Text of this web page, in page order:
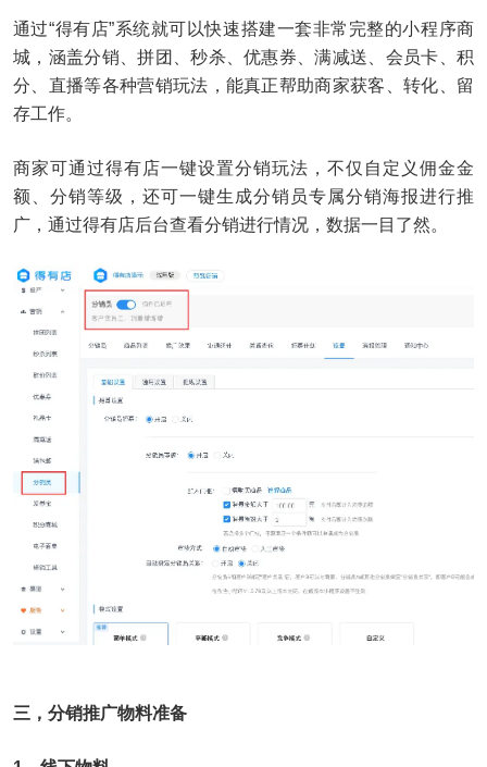
通过“得有店”系统就可以快速搭建一套非常完整的小程序商
城，涵盖分销、拼团、秒杀、优惠券、满减送、会员卡、积
分、直播等各种营销玩法，能真正帮助商家获客、转化、留
存工作。
商家可通过得有店一键设置分销玩法，不仅自定义佣金金
额、分销等级，还可一键生成分销员专属分销海报进行推
广，通过得有店后台查看分销进行情况，数据一目了然。
三，分销推广物料准备